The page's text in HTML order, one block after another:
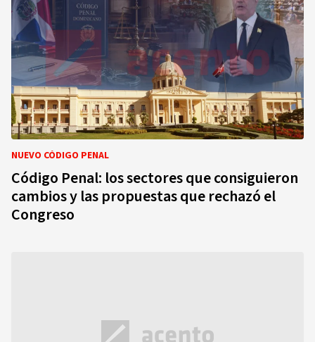
NUEVO CÓDIGO PENAL
Código Penal: los sectores que consiguieron
cambios y las propuestas que rechazó el
Congreso